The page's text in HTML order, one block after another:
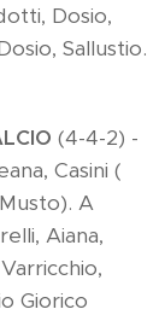
Dosio,
Sallustio.
(4-4-2) -
Casini (
A
Aiana,
Giorico